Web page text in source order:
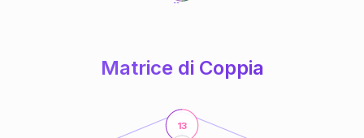
60
Matrice di Coppia
13